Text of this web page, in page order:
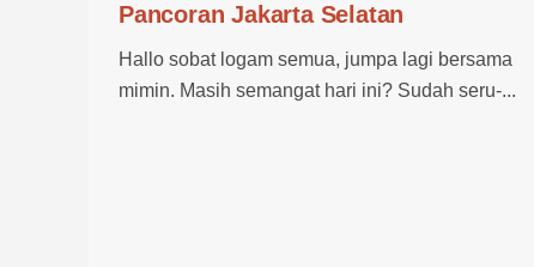
Pancoran Jakarta Selatan
Hallo sobat logam semua, jumpa lagi bersama
mimin. Masih semangat hari ini? Sudah seru-...